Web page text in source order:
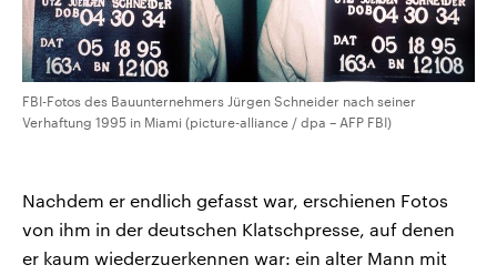
FBI-Fotos des Bauunternehmers Jürgen Schneider nach seiner
Verhaftung 1995 in Miami (picture-alliance / dpa – AFP FBI)
Nachdem er endlich gefasst war, erschienen Fotos
von ihm in der deutschen Klatschpresse, auf denen
er kaum wiederzuerkennen war: ein alter Mann mit